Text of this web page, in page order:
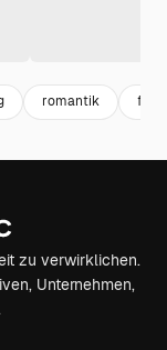
romantik
zu verwirklichen.
Unternehmen,